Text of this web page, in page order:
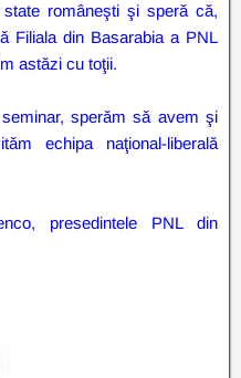
româneşti şi speră că,
Filiala din Basarabia a PNL
astăzi cu toţii.
sperăm să avem şi
echipa naţional-liberală
presedintele PNL din